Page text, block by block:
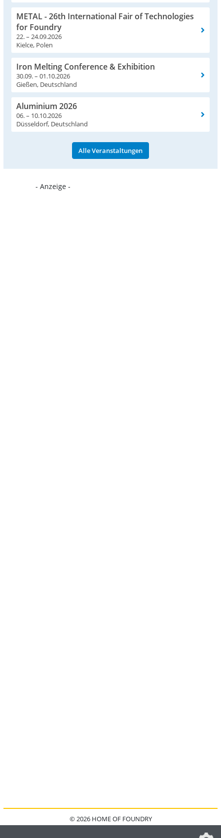
METAL - 26th International Fair of Technologies
for Foundry
22. – 24.09.2026
Kielce, Polen
Iron Melting Conference & Exhibition
30.09. – 01.10.2026
Gießen, Deutschland
Aluminium 2026
06. – 10.10.2026
Düsseldorf, Deutschland
Alle Veranstaltungen
- Anzeige -
© 2026 HOME OF FOUNDRY